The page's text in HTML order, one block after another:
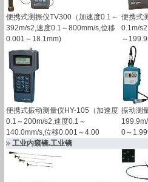
便携式测振仪TV300（加速度0.1～
392m/s2,速度0.1～800mm/s,位移
0.001～18.1mm)
便携式
0.1m/
～
便携式振动测量仪HY-105（加速度
0.1～200m/s2,速度0.1～
140.0mm/s,位移0.001～4.00
振动测
0～
工业内窥镜.工业镜